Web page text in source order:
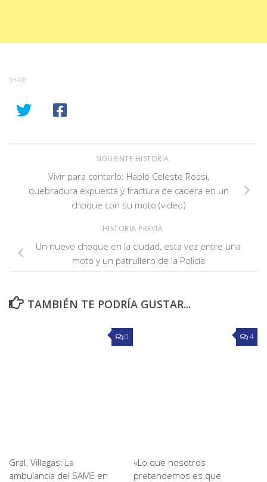
SHARE
SIGUIENTE HISTORIA
Vivir para contarlo: Habló Celeste Rossi,
quebradura expuesta y fractura de cadera en un
choque con su moto (video)
HISTORIA PREVIA
Un nuevo choque en la ciudad, esta vez entre una
moto y un patrullero de la Policía
TAMBIÉN TE PODRÍA GUSTAR...
0
Gral. Villegas: La
ambulancia del SAME en
4
«Lo que nosotros
pretendemos es que